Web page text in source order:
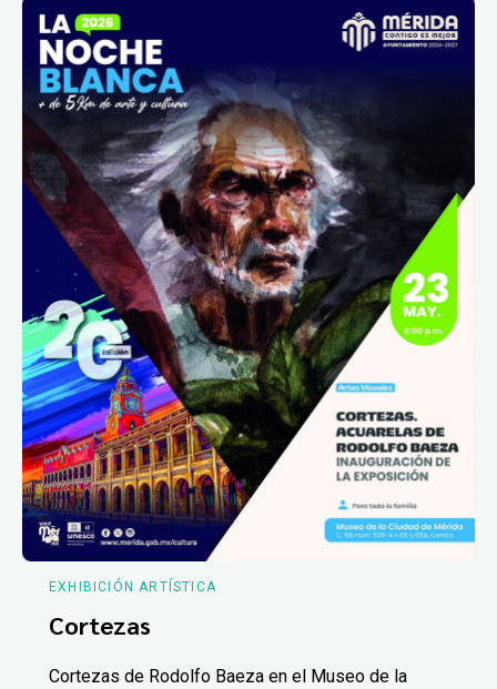
EXHIBICIÓN ARTÍSTICA
Cortezas
Cortezas de Rodolfo Baeza en el Museo de la